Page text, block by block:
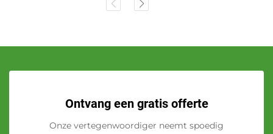
Ontvang een gratis offerte
Onze vertegenwoordiger neemt spoedig